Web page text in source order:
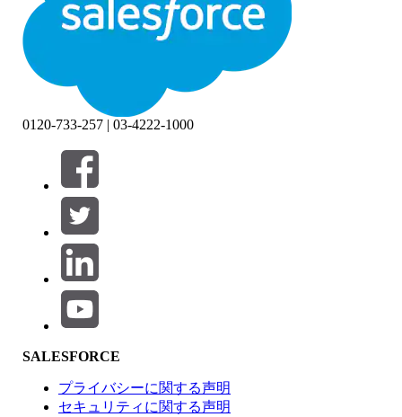
閉じる 閉じる
絞り込み条件 (0)
絞り込み条件を選択
製品エリア
機能の影響
0120-733-257 | 03-4222-1000
SALESFORCE
プライバシーに関する声明
セキュリティに関する声明